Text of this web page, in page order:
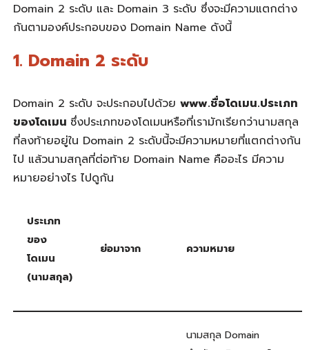
Domain 2 ระดับ และ Domain 3 ระดับ ซึ่งจะมีความแตกต่าง
กันตามองค์ประกอบของ Domain Name ดังนี้
1. Domain 2 ระดับ
Domain 2 ระดับ จะประกอบไปด้วย www.ชื่อโดเมน.ประเภท
ของโดเมน ซึ่งประเภทของโดเมนหรือที่เรามักเรียกว่านามสกุล
ที่ลงท้ายอยู่ใน Domain 2 ระดับนี้จะมีความหมายที่แตกต่างกัน
ไป แล้วนามสกุลที่ต่อท้าย Domain Name คืออะไร มีความ
หมายอย่างไร ไปดูกัน
ประเภท
ของ
โดเมน
(นามสกุล)
ย่อมาจาก ความหมาย
นามสกุล Domain